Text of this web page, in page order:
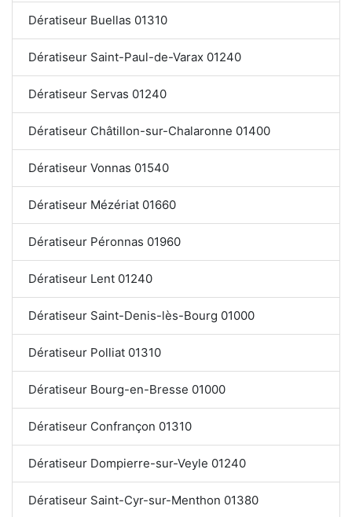
Dératiseur Buellas 01310
Dératiseur Saint-Paul-de-Varax 01240
Dératiseur Servas 01240
Dératiseur Châtillon-sur-Chalaronne 01400
Dératiseur Vonnas 01540
Dératiseur Mézériat 01660
Dératiseur Péronnas 01960
Dératiseur Lent 01240
Dératiseur Saint-Denis-lès-Bourg 01000
Dératiseur Polliat 01310
Dératiseur Bourg-en-Bresse 01000
Dératiseur Confrançon 01310
Dératiseur Dompierre-sur-Veyle 01240
Dératiseur Saint-Cyr-sur-Menthon 01380